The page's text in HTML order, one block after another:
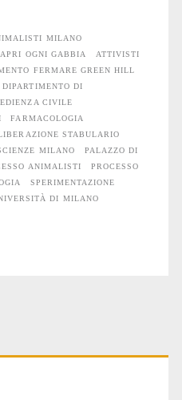
MILANO
APRI OGNI GABBIA
ATTIVISTI
FERMARE GREEN HILL
DIPARTIMENTO DI
CIVILE
FARMACOLOGIA
STABULARIO
MILANO
PALAZZO DI
ANIMALISTI
PROCESSO
SPERIMENTAZIONE
DI MILANO